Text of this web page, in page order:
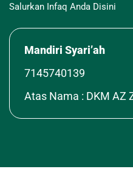
Salurkan Infaq Anda Disini
Mandiri Syari’ah
7145740139
Atas Nama : DKM AZ